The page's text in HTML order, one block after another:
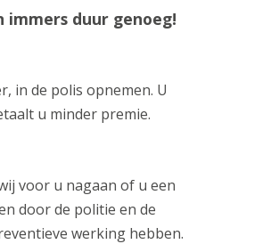
duur genoeg!
in de polis opnemen. U
u minder premie.
voor u nagaan of u een
door de politie en de
werking hebben.